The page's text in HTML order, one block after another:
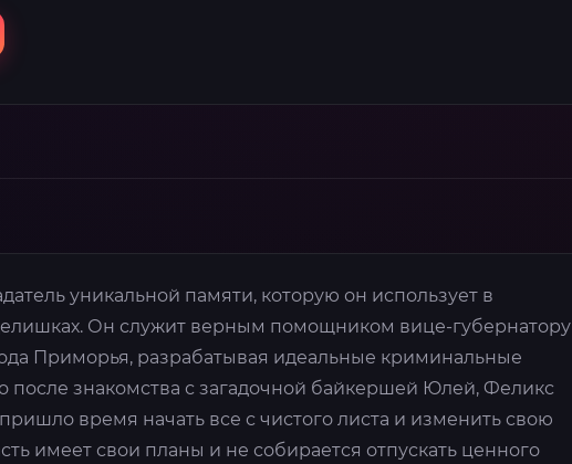
уникальной памяти, которую он использует в
Он служит верным помощником вице-губернатору
Приморья, разрабатывая идеальные криминальные
после знакомства с загадочной байкершей Юлей, Феликс
пришло время начать все с чистого листа и изменить свою
имеет свои планы и не собирается отпускать ценного